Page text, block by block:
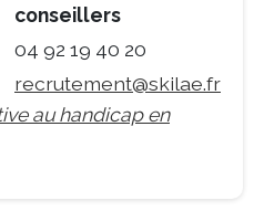
recrutement@skilae.fr
au handicap en